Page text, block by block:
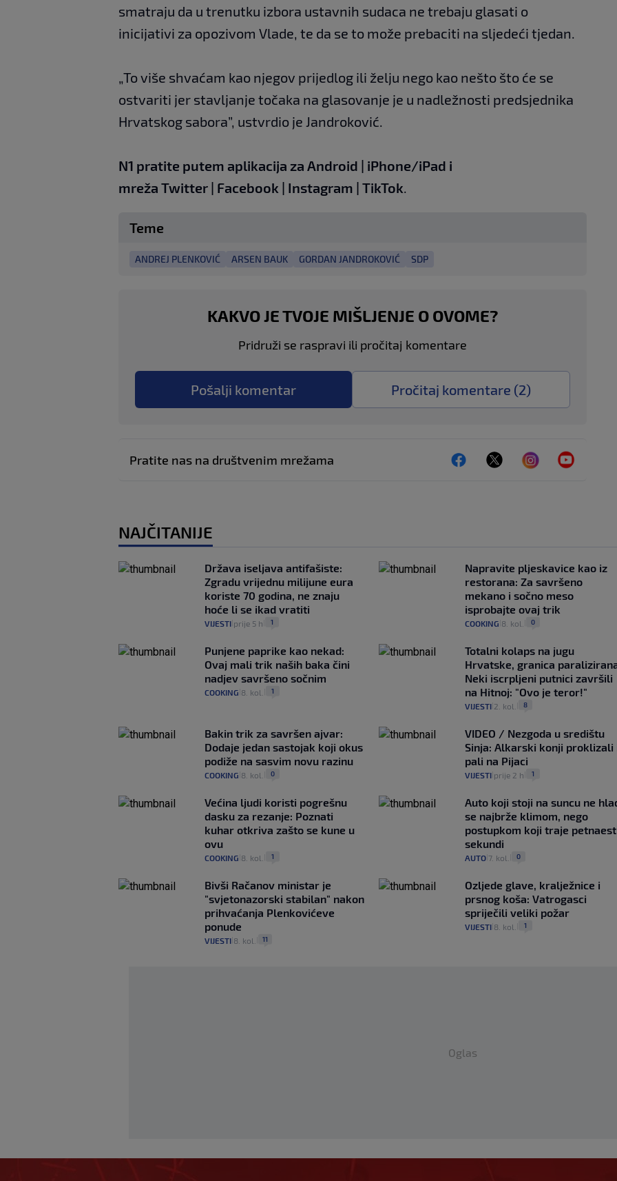
smatraju da u trenutku izbora ustavnih sudaca ne trebaju glasati o
inicijativi za opozivom Vlade, te da se to može prebaciti na sljedeći tjedan.
„To više shvaćam kao njegov prijedlog ili želju nego kao nešto što će se
ostvariti jer stavljanje točaka na glasovanje je u nadležnosti predsjednika
Hrvatskog sabora”, ustvrdio je Jandroković.
N1 pratite putem aplikacija za Android | iPhone/iPad i
mreža Twitter | Facebook | Instagram | TikTok.
Teme
ANDREJ PLENKOVIĆ ARSEN BAUK GORDAN JANDROKOVIĆ SDP
KAKVO JE TVOJE MIŠLJENJE O OVOME?
Pridruži se raspravi ili pročitaj komentare
Pošalji komentar Pročitaj komentare (2)
Pratite nas na društvenim mrežama
NAJČITANIJE
Država iseljava antifašiste:
Zgradu vrijednu milijune eura
koriste 70 godina, ne znaju
hoće li se ikad vratiti
VIJESTI prije 5 h 1
Napravite pljeskavice kao iz
restorana: Za savršeno
mekano i sočno meso
isprobajte ovaj trik
COOKING 8. kol. 0
Punjene paprike kao nekad:
Ovaj mali trik naših baka čini
nadjev savršeno sočnim
COOKING 8. kol. 1
Totalni kolaps na jugu
Hrvatske, granica
Neki iscrpljeni putnici završili
na Hitnoj: "Ovo je teror!"
VIJESTI| 2. kol. 8
Bakin trik za savršen ajvar:
Dodaje jedan sastojak koji okus
podiže na sasvim novu razinu
COOKING 8. kol. 0
VIDEO / Nezgoda u središtu
Sinja: Alkarski konji proklizali
pali na Pijaci
VIJESTI| prije 2 h 1
Većina ljudi koristi pogrešnu
dasku za rezanje: Poznati
kuhar otkriva zašto se kune u
ovu
COOKING 8. kol. 1
Auto koji stoji na suncu ne
se najbrže klimom, nego
postupkom koji traje petnaest
sekundi
AUTO| 7. kol. 0
Bivši Račanov ministar je
"svjetonazorski stabilan" nakon
prihvaćanja Plenkovićeve
ponude
VIJESTI 8. kol. 11
Ozljede glave, kralježnice i
prsnog koša: Vatrogasci
spriječili veliki požar
VIJESTI| 8. kol. 1
Oglas